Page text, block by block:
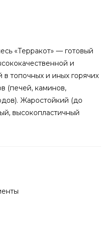
«Терракот» — готовый
и
топочных и иных горячих
(печей, каминов,
Жаростойкий (до
высокопластичный